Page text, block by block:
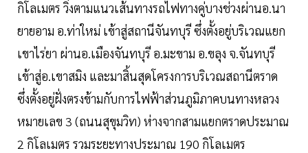
กิโลเมตร วิ่งตามแนวเส้นทางรถไฟทางคู่บางช่วงผ่านอ.นา
ยายอาม อ.ท่าใหม่ เข้าสู่สถานีจันทบุรี ซึ่งตั้งอยู่บริเวณแยก
เขาไร่ยา ผ่านอ.เมืองจันทบุรี อ.มะขาม อ.ขลุง จ.จันทบุรี
เข้าสู่อ.เขาสมิง และมาสิ้นสุดโครงการบริเวณสถานีตราด
ซึ่งตั้งอยู่ฝั่งตรงข้ามกับการไฟฟ้าส่วนภูมิภาคบนทางหลวง
หมายเลข 3 (ถนนสุขุมวิท) ห่างจากสามแยกตราดประมาณ
2 กิโลเมตร รวมระยะทางประมาณ 190 กิโลเมตร